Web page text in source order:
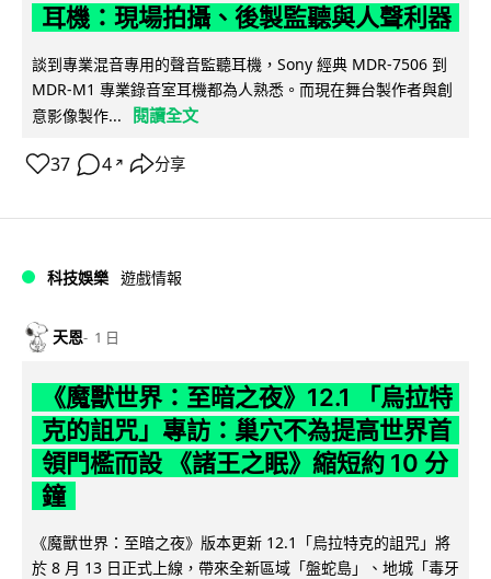
耳機：現場拍攝、後製監聽與人聲利器
談到專業混音專用的聲音監聽耳機，Sony 經典 MDR-7506 到
MDR-M1 專業錄音室耳機都為人熟悉。而現在舞台製作者與創
意影像製作...
閱讀全文
37 4 ↗ 分享
科技娛樂 遊戲情報
天恩 1 日
《魔獸世界：至暗之夜》12.1 「烏拉特
克的詛咒」專訪：巢穴不為提高世界首
領門檻而設 《諸王之眠》縮短約 10 分
鐘
《魔獸世界：至暗之夜》版本更新 12.1「烏拉特克的詛咒」將
於 8 月 13 日正式上線，帶來全新區域「盤蛇島」、地城「毒牙